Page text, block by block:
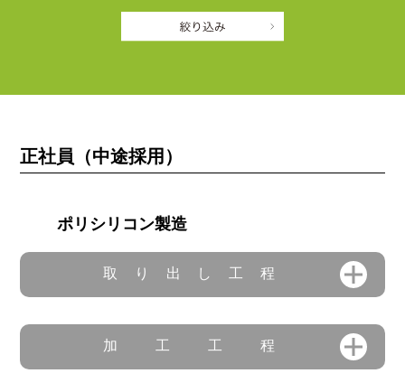
正社員（中途採用）
ポリシリコン製造
取り出し工程
加工工程